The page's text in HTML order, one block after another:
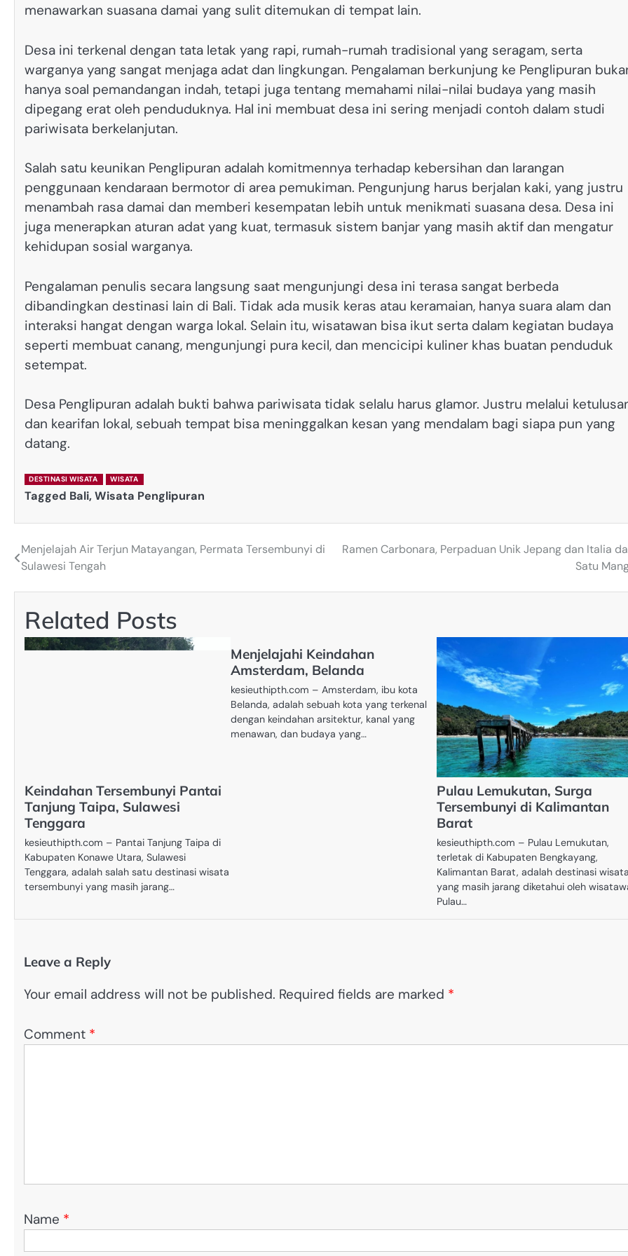
menawarkan suasana damai yang sulit ditemukan di tempat lain.
Desa ini terkenal dengan tata letak yang rapi, rumah-rumah tradisional yang seragam, serta
warganya yang sangat menjaga adat dan lingkungan. Pengalaman berkunjung ke Penglipuran
hanya soal pemandangan indah, tetapi juga tentang memahami nilai-nilai budaya yang masih
dipegang erat oleh penduduknya. Hal ini membuat desa ini sering menjadi contoh dalam studi
pariwisata berkelanjutan.
Salah satu keunikan Penglipuran adalah komitmennya terhadap kebersihan dan larangan
penggunaan kendaraan bermotor di area pemukiman. Pengunjung harus berjalan kaki, yang justru
menambah rasa damai dan memberi kesempatan lebih untuk menikmati suasana desa. Desa ini
juga menerapkan aturan adat yang kuat, termasuk sistem banjar yang masih aktif dan mengatur
kehidupan sosial warganya.
Pengalaman penulis secara langsung saat mengunjungi desa ini terasa sangat berbeda
dibandingkan destinasi lain di Bali. Tidak ada musik keras atau keramaian, hanya suara alam dan
interaksi hangat dengan warga lokal. Selain itu, wisatawan bisa ikut serta dalam kegiatan budaya
seperti membuat canang, mengunjungi pura kecil, dan mencicipi kuliner khas buatan penduduk
setempat.
Desa Penglipuran adalah bukti bahwa pariwisata tidak selalu harus glamor. Justru melalui
dan kearifan lokal, sebuah tempat bisa meninggalkan kesan yang mendalam bagi siapa pun yang
datang.
DESTINASI WISATA WISATA
Tagged Bali,Wisata Penglipuran
Post
navigation
Menjelajah Air Terjun Matayangan, Permata Tersembunyi di
Sulawesi Tengah
Ramen Carbonara, Perpaduan Unik Jepang dan Italia
Satu
Related Posts
Keindahan Tersembunyi Pantai
Tanjung Taipa, Sulawesi
Tenggara
kesieuthipth.com – Pantai Tanjung Taipa di
Kabupaten Konawe Utara, Sulawesi
Tenggara, adalah salah satu destinasi wisata
tersembunyi yang masih jarang…
Menjelajahi Keindahan
Amsterdam, Belanda
kesieuthipth.com – Amsterdam, ibu kota
Belanda, adalah sebuah kota yang terkenal
dengan keindahan arsitektur, kanal yang
menawan, dan budaya yang…
Pulau Lemukutan, Surga
Tersembunyi di Kalimantan
Barat
kesieuthipth.com – Pulau Lemukutan,
terletak di Kabupaten Bengkayang,
Kalimantan Barat, adalah destinasi wisata
yang masih jarang diketahui oleh
Pulau…
Leave a Reply
Your email address will not be published. Required fields are marked *
Comment *
Name *